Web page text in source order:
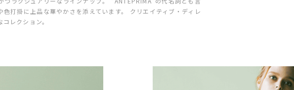
打掛に上品な華やかさを添えています。 クリエイティブ・ディレ
レクション。